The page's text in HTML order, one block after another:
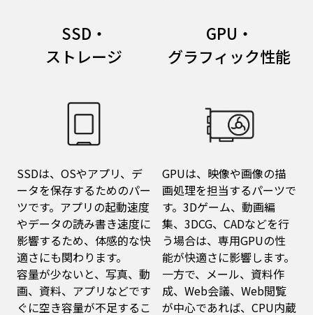
SSD・
ストレージ
SSDは、OSやアプリ、デ
ータを保存するためのパー
ツです。アプリの起動速度
やデータの読み書き速度に
影響するため、体感的な快
適さにも関わります。
容量が少ないと、写真、動
画、資料、アプリなどです
ぐに空き容量が不足するこ
GPU・
グラフィック性能
GPUは、映像や画像の描
画処理を担当するパーツで
す。3Dゲーム、動画編
集、3DCG、CADなどを行
う場合は、専用GPUの性
能が快適さに影響します。
一方で、メール、資料作
成、Web会議、Web閲覧
が中心であれば、CPU内蔵